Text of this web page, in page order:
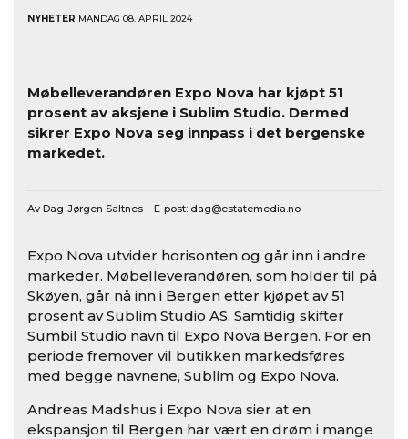
NYHETER MANDAG 08. APRIL 2024
Møbelleverandøren Expo Nova har kjøpt 51
prosent av aksjene i Sublim Studio. Dermed
sikrer Expo Nova seg innpass i det bergenske
markedet.
Av Dag-Jørgen Saltnes E-post: dag@estatemedia.no
Expo Nova utvider horisonten og går inn i andre
markeder. Møbelleverandøren, som holder til på
Skøyen, går nå inn i Bergen etter kjøpet av 51
prosent av Sublim Studio AS. Samtidig skifter
Sumbil Studio navn til Expo Nova Bergen. For en
periode fremover vil butikken markedsføres
med begge navnene, Sublim og Expo Nova.
Andreas Madshus i Expo Nova sier at en
ekspansjon til Bergen har vært en drøm i mange